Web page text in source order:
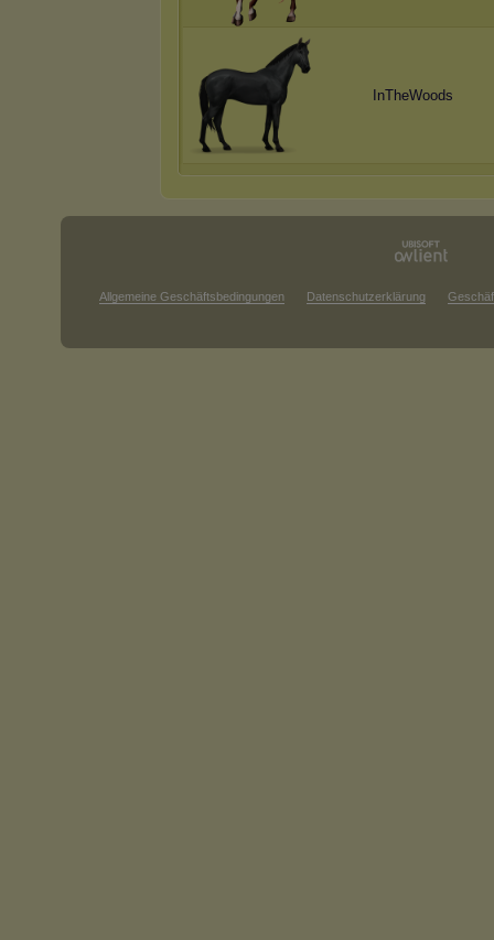
InTheWoods
Allgemeine Geschäftsbedingungen Datenschutzerklärung